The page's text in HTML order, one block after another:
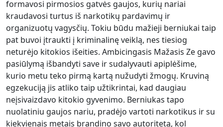
formavosi pirmosios gatvės gaujos, kurių nariai
kraudavosi turtus iš narkotikų pardavimų ir
organizuotų vagysčių. Tokiu būdu mažieji berniukai taip
pat buvoi įtraukti į kriminalinę veiklą, nes tiesiog
neturėjo kitokios išeities. Ambicingasis Mažasis Ze gavo
pasiūlymą išbandyti save ir sudalyvauti apiplėšime,
kurio metu teko pirmą kartą nužudyti žmogų. Kruviną
egzekuciją jis atliko taip užtikrintai, kad daugiau
neįsivaizdavo kitokio gyvenimo. Berniukas tapo
nuolatiniu gaujos nariu, pradėjo vartoti narkotikus ir su
kiekvienais metais brandino savo autoritetą, kol